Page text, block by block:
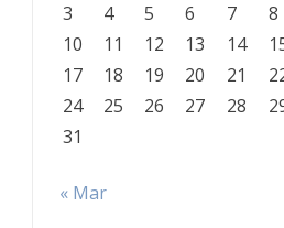
3
4 5 6 7 8
10
11 12 13 14
17
18 19 20 21
24
25 26 27 28
31
« Mar